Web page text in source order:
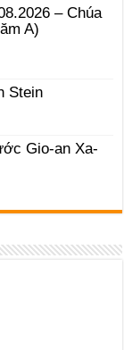
– Chúa
A)
Stein
Gio-an Xa-